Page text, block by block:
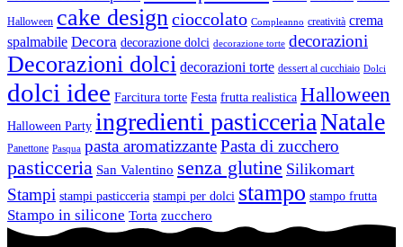
Halloween cake design cioccolato Compleanno creatività crema
spalmabile Decora decorazione dolci decorazione torte decorazioni
Decorazioni dolci decorazioni torte dessert al cucchiaio Dolci
dolci idee Farcitura torte Festa frutta realistica Halloween
Halloween Party ingredienti pasticceriaNatale
Panettone Pasqua pasta aromatizzantePasta di zucchero
pasticceria San Valentino senza glutine Silikomart
Stampi stampi pasticceria stampi per dolci stampo stampo frutta
Stampo in silicone Torta zucchero